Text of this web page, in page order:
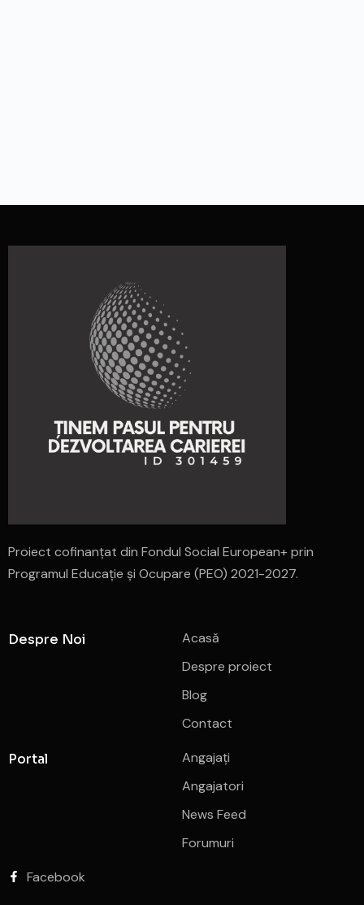
Proiect cofinanțat din Fondul Social European+ prin
Programul Educație și Ocupare (PEO) 2021-2027.
Despre Noi
Acasă
Despre proiect
Blog
Contact
Portal
Angajați
Angajatori
News Feed
Forumuri
Facebook